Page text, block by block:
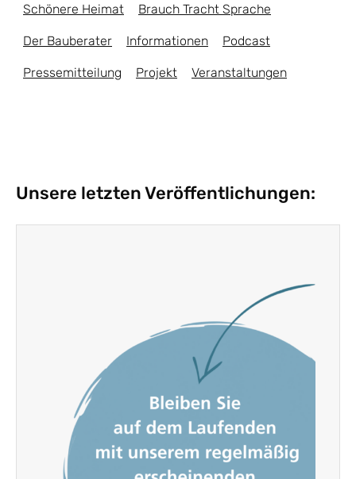
Schönere Heimat Brauch Tracht Sprache
Der Bauberater Informationen Podcast
Pressemitteilung Projekt Veranstaltungen
Unsere letzten Veröffentlichungen: